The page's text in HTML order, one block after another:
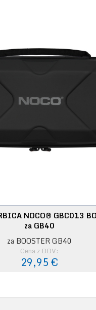
NOCO® GBC013
za GB40
za BOOSTER GB40
Cena z DDV:
29,95 €